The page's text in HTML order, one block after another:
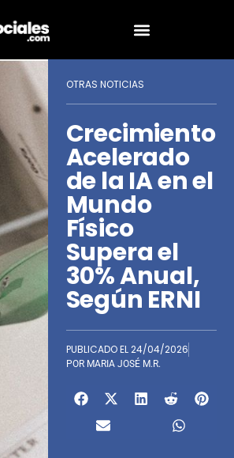
OTRAS NOTICIAS
Crecimiento
Acelerado
de la IA en el
Mundo
Físico
Supera el
30% Anual,
Según ERNI
PUBLICADO EL24/04/2026
POR MARIA JOSÉ M.R.